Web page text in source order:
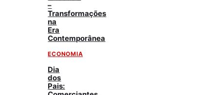
–
Transformações
na
Era
Contemporânea
ECONOMIA
Dia
dos
Pais: